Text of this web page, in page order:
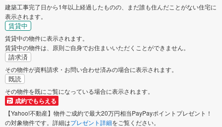
建築工事完了日から1年以上経過したものの、まだ誰も住んだことがない住宅に
表示されます。
賃貸中
賃貸中の物件に表示されます。
賃貸中の物件は、原則ご自身でお住まいいただくことができません。
請求済
その物件が資料請求・お問い合わせ済みの場合に表示されます。
既読
その物件を既にご覧になっている場合に表示されます。
成約でもらえる
【Yahoo!不動産】物件ご成約で最大20万円相当PayPayポイントプレゼント！
の対象物件です。詳細はプレゼント詳細をご覧ください。